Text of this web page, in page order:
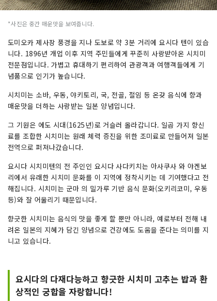
*사진은 중간 매운맛을 보여줍니다.
도미오카 제사장 풍경을 지나 도보로 약 3분 거리에 요시다 텐이 있습
니다. 1896년 개업 이후 지역 주민들에게 꾸준히 사랑받아온 시치미
전문점입니다. 가볍고 휴대하기 편리하여 관광객과 여행객들에게 기
념품으로 인기가 높습니다.
시치미는 소바, 우동, 야키토리, 국, 전골, 절임 등 온갖 음식에 향과
매운맛을 더하는 사랑받는 일본 양념입니다.
그 기원은 에도 시대(1625년)로 거슬러 올라갑니다. 일곱 가지 향신
료를 조합한 시치미는 원래 체력 증진을 위한 조미료로 만들어져 일본
전역으로 퍼져나갔습니다.
요시다 시치미텐의 전 주인인 요시다 사다키치는 아사쿠사 와 야겐보
리에서 유래한 시치미 문화를 이 지역에 정착시키는 데 기여했다고 전
해집니다. 시치미는 군마 의 밀가루 기반 음식 문화(오키리코미, 우동
등)와 잘 어울리기 때문입니다.
향긋한 시치미는 음식의 맛을 좋게 할 뿐만 아니라, 예로부터 전해 내
려온 일본의 지혜가 담긴 양념으로 건강에도 도움을 준다는 의미를 지
니고 있습니다.
요시다의 다재다능하고 향긋한 시치미 고추는 밥과 환
상적인 궁합을 자랑합니다!